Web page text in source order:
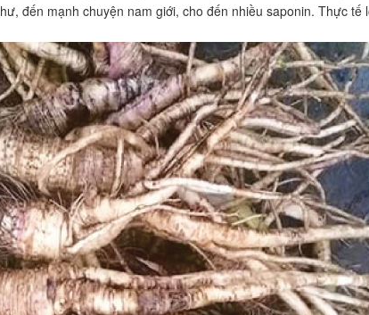
đến mạnh chuyện nam giới, cho đến nhiều saponin. Thực tế